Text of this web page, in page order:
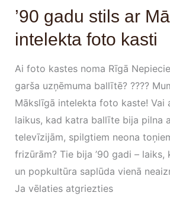
’90 gadu stils ar
intelekta foto kasti
Ai foto kastes noma Rīgā
garša uzņēmuma ballītē? ????
Mākslīgā intelekta foto kaste! Vai
laikus, kad katra ballīte bija pilna
televīzijām, spilgtiem neona
frizūrām? Tie bija ’90 gadi –
un popkultūra saplūda vienā
Ja vēlaties atgriezties